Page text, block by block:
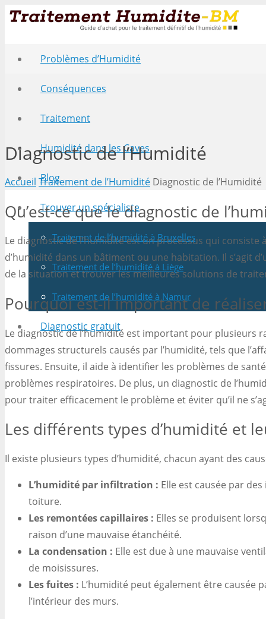
Problèmes d’Humidité
Conséquences
Traitement
Humidité dans les Caves
Blog
Trouver un spécialiste
Traitemnt de l’humidité à Bruxelles
Traitement de l’humidité à Liège
Traitement de l’humidité à Namur
Diagnostic gratuit
Diagnostic de l’Humidité
Accueil Traitement de l’Humidité Diagnostic de l’Humidité
Qu’est-ce que le diagnostic de
Le diagnostic de l’humidité est un processus qui
d’humidité dans un bâtiment ou une habitation. Il s’agit
de la situation et trouver les meilleures solutions de
Pourquoi est-il important de
Le diagnostic de l’humidité est important pour plusieurs
dommages structurels causés par l’humidité, tels que
fissures. Ensuite, il aide à identifier les problèmes de
problèmes respiratoires. De plus, un diagnostic de
pour traiter efficacement le problème et éviter qu’il ne
Les différents types d’humidité et
Il existe plusieurs types d’humidité, chacun ayant des
L’humidité par infiltration : Elle est causée par
toiture.
Les remontées capillaires : Elles se produisent
raison d’une mauvaise étanchéité.
La condensation : Elle est due à une mauvaise
de moisissures.
Les fuites : L’humidité peut également être causée
l’intérieur des murs.